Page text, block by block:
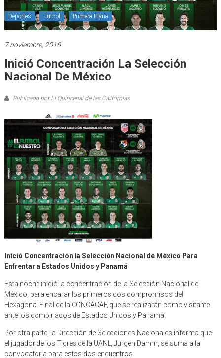
Deportes Futbol Primera Plana
7 noviembre, 2016
Inició Concentración La Selección
Nacional De México
Publicado por:El Quincenal de las Californias
Inició Concentración la Selección Nacional de México Para
Enfrentar a Estados Unidos y Panamá
Esta noche inició la concentración de la Selección Nacional de
México, para encarar los primeros dos compromisos del
Hexagonal Final de la CONCACAF, que se realizarán como visitante
ante los combinados de Estados Unidos y Panamá.
Por otra parte, la Dirección de Selecciones Nacionales informa que
el jugador de los Tigres de la UANL, Jurgen Damm, se suma a la
convocatoria para estos dos encuentros.